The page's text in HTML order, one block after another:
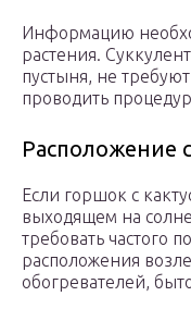
Информацию
растения.
пустыня, не
проводить
Расположение
Если горшок с
выходящем на
требовать частого
расположения
обогревателей,